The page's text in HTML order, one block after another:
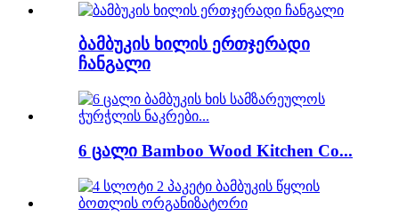
ბამბუკის ხილის ერთჯერადი
ჩანგალი
6 ცალი Bamboo Wood Kitchen Co...